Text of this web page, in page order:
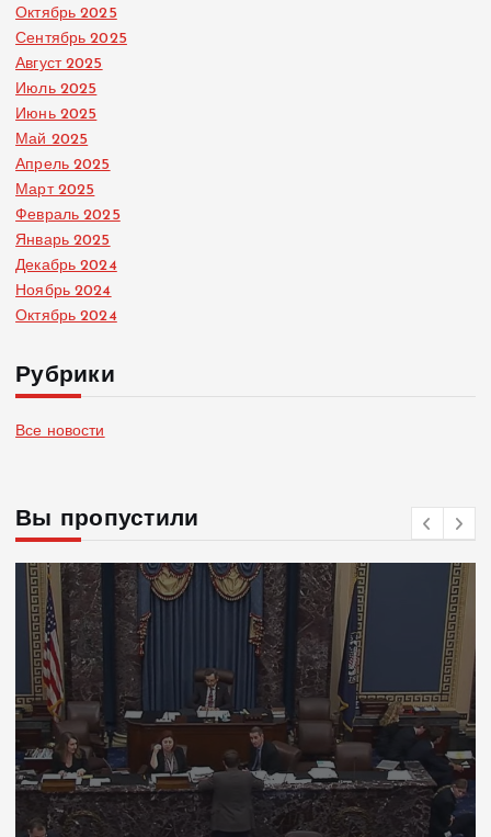
Октябрь 2025
Сентябрь 2025
Август 2025
Июль 2025
Июнь 2025
Май 2025
Апрель 2025
Март 2025
Февраль 2025
Январь 2025
Декабрь 2024
Ноябрь 2024
Октябрь 2024
Рубрики
Все новости
Вы пропустили